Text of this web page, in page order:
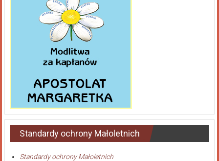
Standardy ochrony Małoletnich
Standardy ochrony Małoletnich